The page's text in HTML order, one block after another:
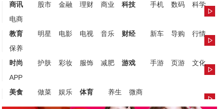
商讯
股市 金融 理财 商业 科技 手机 数码
科学
电商
教育
明星 电影 电视 音乐 财经 新车 导购
行情
保养
时尚
护肤 彩妆 服饰 减肥 游戏 手游 页游
文化
APP
美食
做菜 娱乐 体育 养生 微商